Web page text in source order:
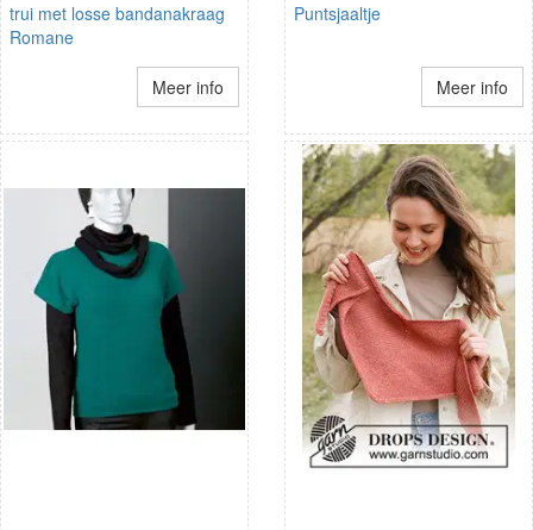
trui met losse bandanakraag
Romane
Meer info
Puntsjaaltje
Meer info